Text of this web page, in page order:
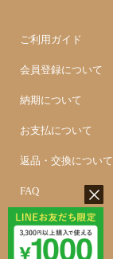
ご利用ガイド
会員登録について
納期について
お支払について
返品・交換について
FAQ